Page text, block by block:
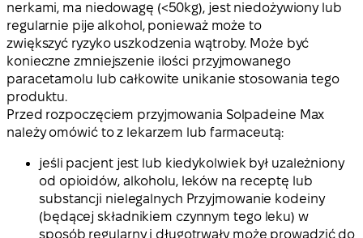
nerkami, ma niedowagę (<50kg), jest niedożywiony lub
regularnie pije alkohol, ponieważ może to
zwiększyć ryzyko uszkodzenia wątroby. Może być
konieczne zmniejszenie ilości przyjmowanego
paracetamolu lub całkowite unikanie stosowania tego
produktu.
Przed rozpoczęciem przyjmowania Solpadeine Max
należy omówić to z lekarzem lub farmaceutą:
jeśli pacjent jest lub kiedykolwiek był uzależniony
od opioidów, alkoholu, leków na receptę lub
substancji nielegalnych Przyjmowanie kodeiny
(będącej składnikiem czynnym tego leku) w
sposób regularny i długotrwały może prowadzić do